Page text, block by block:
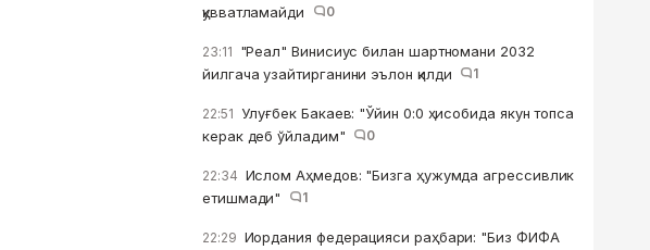
қувватламайди
0
23:11 "Реал" Винисиус билан шартномани 2032
йилгача узайтирганини эълон қилди
1
22:51 Улуғбек Бакаев: "Ўйин 0:0 ҳисобида якун топса
керак деб ўйладим"
0
22:34 Ислом Аҳмедов: "Бизга ҳужумда агрессивлик
етишмади"
1
22:29 Иордания федерацияси раҳбари: "Биз ФИФА